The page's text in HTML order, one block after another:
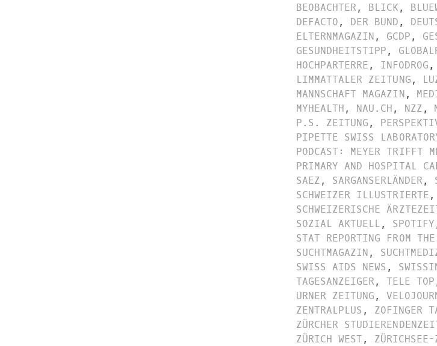
BEOBACHTER, BLICK,
DEFACTO, DER BUND,
ELTERNMAGAZIN, GCDP,
GESUNDHEITSTIPP,
HOCHPARTERRE, INFODROG,
LIMMATTALER ZEITUNG,
MANNSCHAFT MAGAZIN,
MYHEALTH, NAU.CH, NZZ,
P.S. ZEITUNG,
PIPETTE SWISS
PODCAST: MEYER TRIFFT
PRIMARY AND HOSPITAL
SAEZ, SARGANSERLÄNDER,
SCHWEIZER ILLUSTRIERTE,
SCHWEIZERISCHE
SOZIAL AKTUELL, SPOTIFY
STAT REPORTING FROM
SUCHTMAGAZIN,
SWISS AIDS NEWS ,
TAGESANZEIGER, TELE TOP
URNER ZEITUNG,
ZENTRALPLUS , ZOFINGER
ZÜRCHER
ZÜRICH WEST, ZÜRICHSEE-